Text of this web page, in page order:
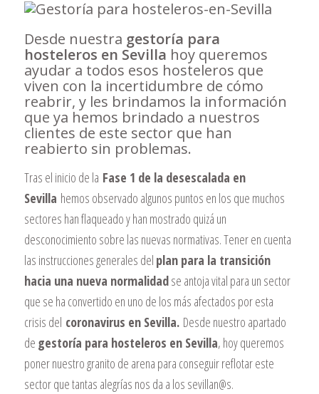
Desde nuestra gestoría para
hosteleros en Sevilla hoy queremos
ayudar a todos esos hosteleros que
viven con la incertidumbre de cómo
reabrir, y les brindamos la información
que ya hemos brindado a nuestros
clientes de este sector que han
reabierto sin problemas.
Tras el inicio de la Fase 1 de la desescalada en
Sevilla hemos observado algunos puntos en los que muchos
sectores han flaqueado y han mostrado quizá un
desconocimiento sobre las nuevas normativas. Tener en cuenta
las instrucciones generales del plan para la transición
hacia una nueva normalidadse antoja vital para un sector
que se ha convertido en uno de los más afectados por esta
crisis del coronavirus en Sevilla. Desde nuestro apartado
de gestoría para hosteleros en Sevilla, hoy queremos
poner nuestro granito de arena para conseguir reflotar este
sector que tantas alegrías nos da a los sevillan@s.